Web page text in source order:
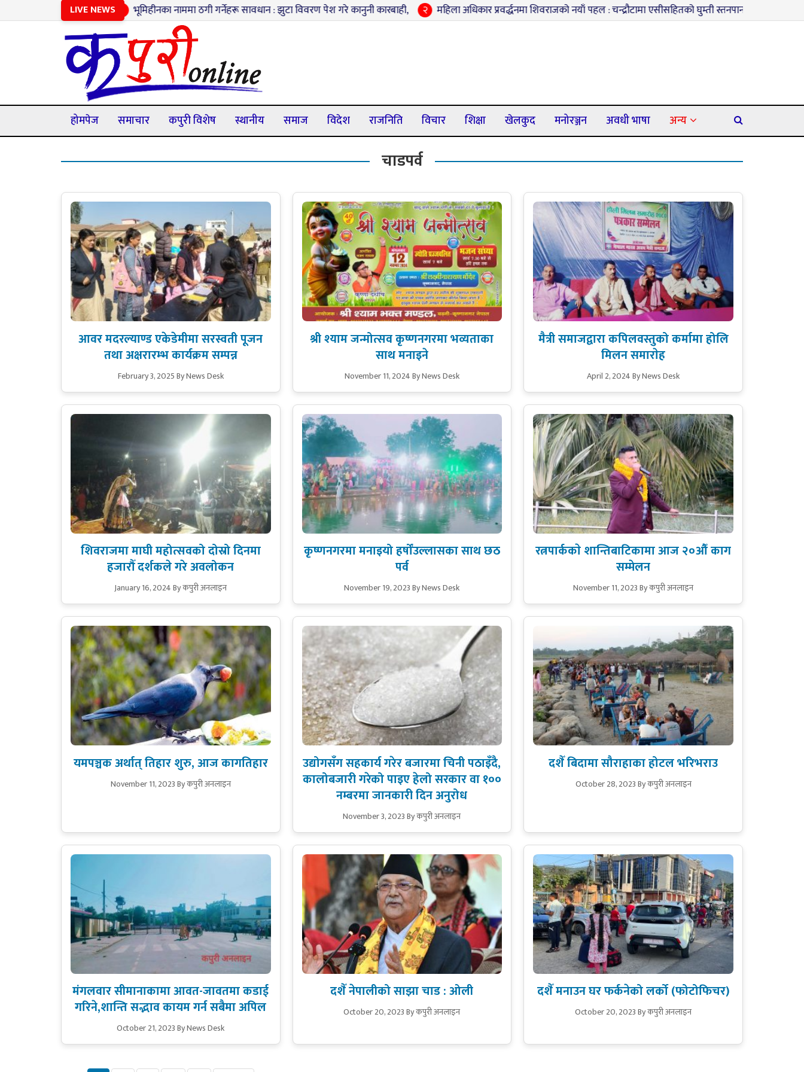
LIVE NEWS
१ भूमिहीनका नाममा ठगी गर्नेहरू सावधान : झुटा विवरण पेश गरे कानुनी कारबाही, २ महिला अधिकार प्रवर्द्धनमा शिवराजको नयाँ पहल : चन्द्रौटामा एसीसहितको घुम्ती स्तनपान कक्ष सञ्चालनमा
होमपेज समाचार कपुरी विशेष स्थानीय समाज विदेश राजनिति विचार शिक्षा खेलकुद मनोरञ्जन अवधी भाषा अन्य
चाडपर्व
आवर मदरल्याण्ड एकेडेमीमा सरस्वती पूजन
तथा अक्षरारम्भ कार्यक्रम सम्पन्न
February 3, 2025By News Desk
श्री श्याम जन्मोत्सव कृष्णनगरमा भव्यताका
साथ मनाइने
November 11, 2024By News Desk
मैत्री समाजद्वारा कपिलवस्तुको कर्मामा होलि
मिलन समाराेह
April 2, 2024By News Desk
शिवराजमा माघी महोत्सवको दोस्रो दिनमा
हजारौँ दर्शकले गरे अवलोकन
January 16, 2024By कपुरी अनलाइन
कृष्णनगरमा मनाइयो हर्षोंउल्लासका साथ छठ
पर्व
November 19, 2023By News Desk
रत्नपार्ककाे शान्तिबाटिकामा आज २०औँ काग
सम्मेलन
November 11, 2023By कपुरी अनलाइन
यमपञ्चक अर्थात् तिहार शुरु, आज कागतिहार
November 11, 2023By कपुरी अनलाइन
उद्योगसँग सहकार्य गरेर बजारमा चिनी पठाइँदै,
कालोबजारी गरेको पाइए हेलो सरकार वा १००
नम्बरमा जानकारी दिन अनुरोध
November 3, 2023By कपुरी अनलाइन
दशैँ बिदामा सौराहाका होटल भरिभराउ
October 28, 2023By कपुरी अनलाइन
मंगलवार सीमानाकामा आवत-जावतमा कडाई
गरिने,शान्ति सद्भाव कायम गर्न सबैमा अपिल
October 21, 2023By News Desk
दशैँ नेपालीको साझा चाड : ओली
October 20, 2023By कपुरी अनलाइन
दशैँ मनाउन घर फर्कनेको लर्को (फोटोफिचर)
October 20, 2023By कपुरी अनलाइन